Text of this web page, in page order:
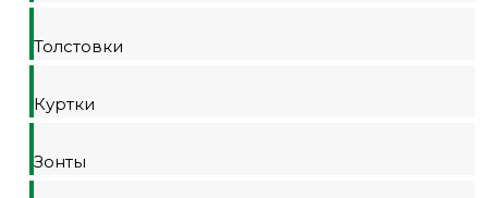
Толстовки
Куртки
Зонты